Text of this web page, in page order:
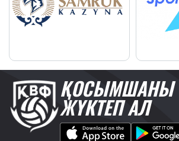
ҚОСЫМШАНЫ
ЖҮКТЕП АЛ